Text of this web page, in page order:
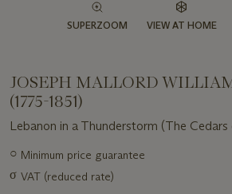
SUPERZOOM VIEW AT HOME
JOSEPH MALLORD
(1775-1851)
Lebanon in a Thunderstorm (The
Important
about
○ Minimum price guarantee
σ VAT (reduced rate)